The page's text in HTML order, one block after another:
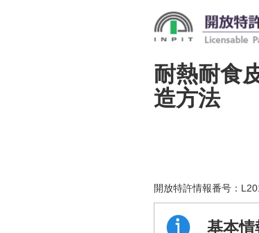
耐熱耐食
造方法
開放特許情報番号：
基本情